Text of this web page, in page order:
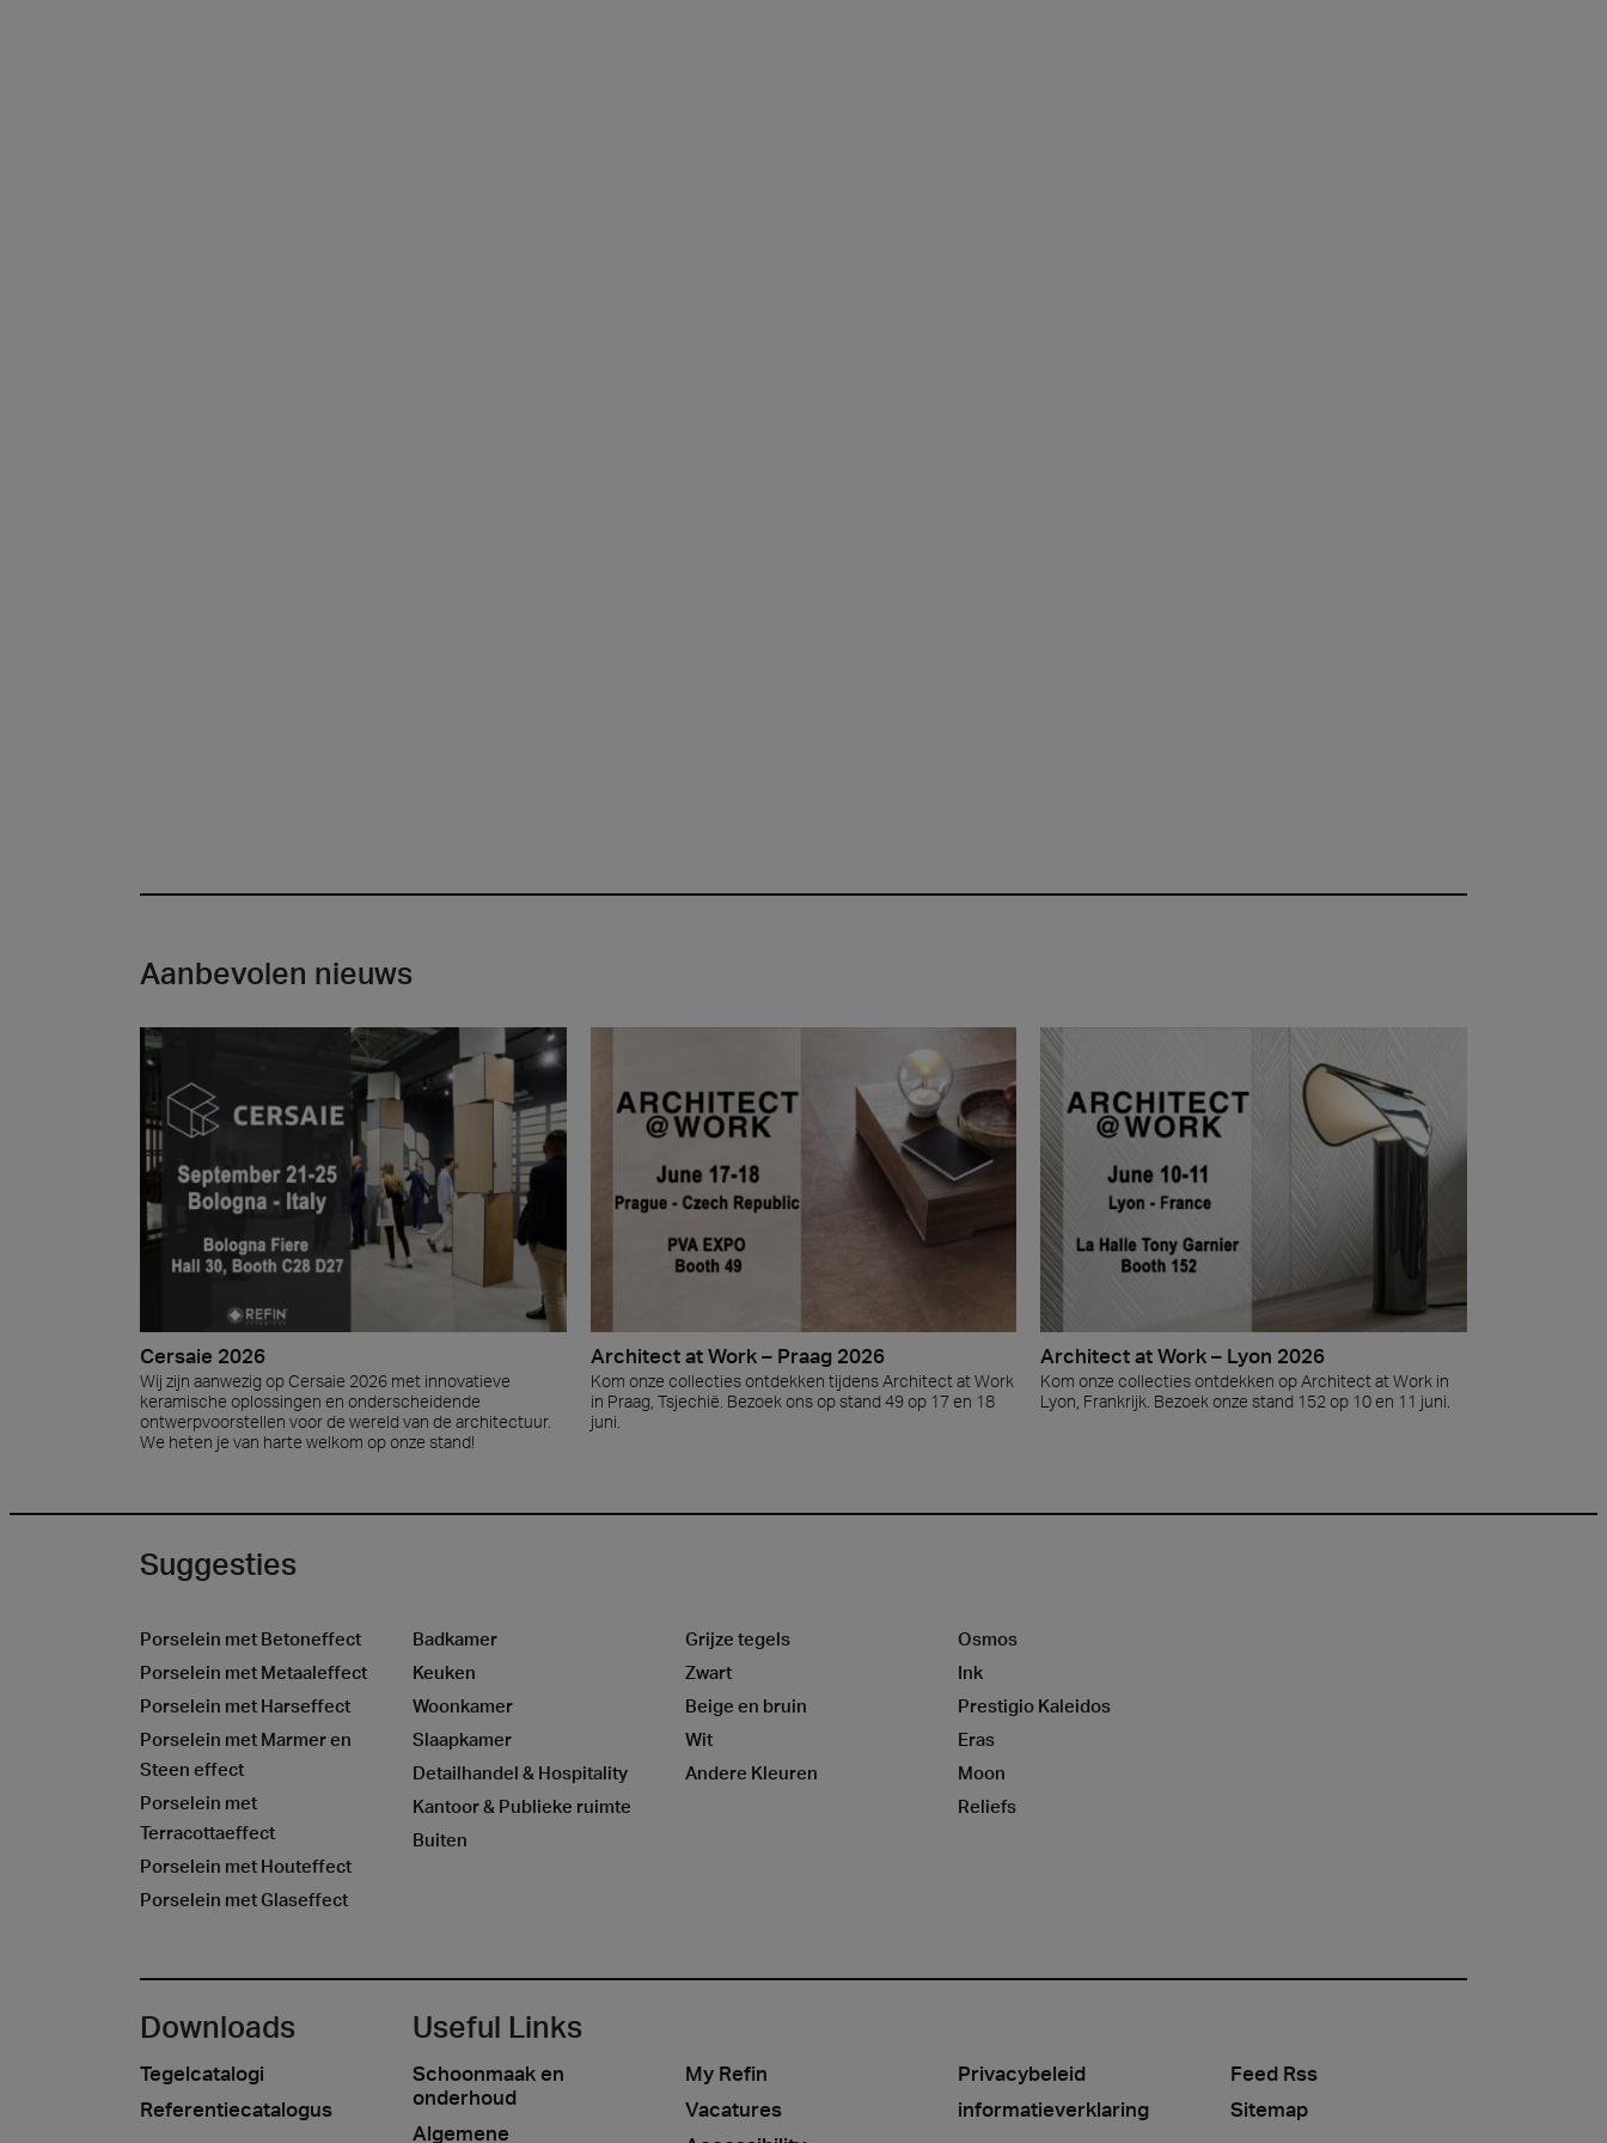
Aanbevolen nieuws
Cersaie 2026
Wij zijn aanwezig op Cersaie 2026 met innovatieve
keramische oplossingen en onderscheidende
ontwerpvoorstellen voor de wereld van de architectuur.
We heten je van harte welkom op onze stand!
Architect at Work – Praag 2026
Kom onze collecties ontdekken tijdens Architect at Work
in Praag, Tsjechië. Bezoek ons op stand 49 op 17 en 18
juni.
Architect at Work – Lyon 2026
Kom onze collecties ontdekken op Architect at Work in
Lyon, Frankrijk. Bezoek onze stand 152 op 10 en 11 juni.
Suggesties
Porselein met Betoneffect
Porselein met Metaaleffect
Porselein met Harseffect
Porselein met Marmer en
Steen effect
Porselein met
Terracottaeffect
Porselein met Houteffect
Porselein met Glaseffect
Badkamer
Keuken
Woonkamer
Slaapkamer
Detailhandel & Hospitality
Kantoor & Publieke ruimte
Buiten
Grijze tegels
Zwart
Beige en bruin
Wit
Andere Kleuren
Osmos
Ink
Prestigio Kaleidos
Eras
Moon
Reliefs
Downloads
Tegelcatalogi
Referentiecatalogus
Useful Links
Schoonmaak en
onderhoud
Algemene
My Refin
Vacatures
Privacybeleid
informatieverklaring
Feed Rss
Sitemap